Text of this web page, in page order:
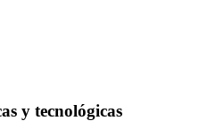
y tecnológicas